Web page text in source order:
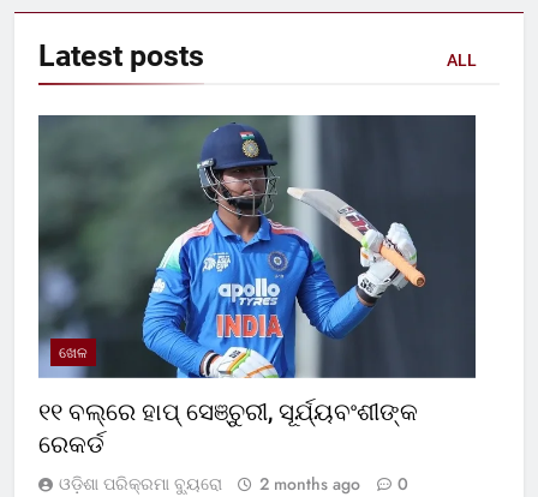
Latest posts ALL
ଖେଳ
୧୧ ବଲ୍‌ରେ ହାପ୍ ସେଞ୍ଚୁରୀ, ସୂର୍ଯ୍ୟବଂଶୀଙ୍କ
ରେକର୍ଡ
ଓଡ଼ିଶା ପରିକ୍ରମା ବ୍ୟୁରୋ 2 months ago 0